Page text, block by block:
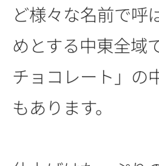
ど様々な名前で呼
めとする中東全域
チョコレート」の
もあります。